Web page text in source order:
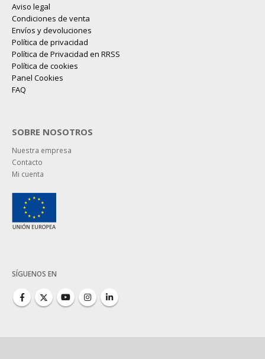
Aviso legal
Condiciones de venta
Envíos y devoluciones
Política de privacidad
Política de Privacidad en RRSS
Política de cookies
Panel Cookies
FAQ
SOBRE NOSOTROS
Nuestra empresa
Contacto
Mi cuenta
SÍGUENOS EN